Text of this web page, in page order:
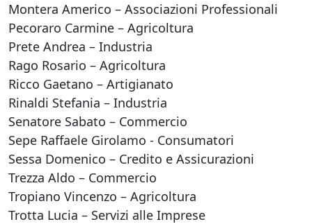
Montera Americo – Associazioni Professionali
Pecoraro Carmine – Agricoltura
Prete Andrea – Industria
Rago Rosario – Agricoltura
Ricco Gaetano – Artigianato
Rinaldi Stefania – Industria
Senatore Sabato – Commercio
Sepe Raffaele Girolamo - Consumatori
Sessa Domenico – Credito e Assicurazioni
Trezza Aldo – Commercio
Tropiano Vincenzo – Agricoltura
Trotta Lucia – Servizi alle Imprese